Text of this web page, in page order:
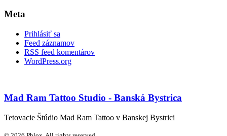
Meta
Prihlásiť sa
Feed záznamov
RSS feed komentárov
WordPress.org
Mad Ram Tattoo Studio - Banská Bystrica
Tetovacie Štúdio Mad Ram Tattoo v Banskej Bystrici